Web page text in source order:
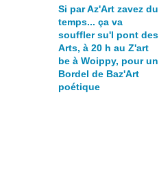
Si par Az'Art zavez du
temps... ça va
souffler su'l pont des
Arts, à 20 h au Z'art
be à Woippy, pour un
Bordel de Baz'Art
poétique